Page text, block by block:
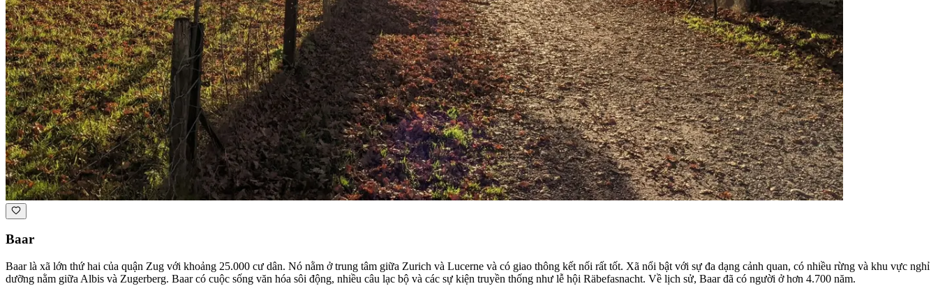
Baar
Baar là xã lớn thứ hai của quận Zug với khoảng 25.000 cư dân. Nó nằm ở trung tâm giữa Zurich và Lucerne và có giao thông kết nối rất tốt. Xã nổi bật với sự đa dạng cảnh quan, có nhiều rừng và khu vực nghỉ
dưỡng nằm giữa Albis và Zugerberg. Baar có cuộc sống văn hóa sôi động, nhiều câu lạc bộ và các sự kiện truyền thống như lễ hội Räbefasnacht. Về lịch sử, Baar đã có người ở hơn 4.700 năm.